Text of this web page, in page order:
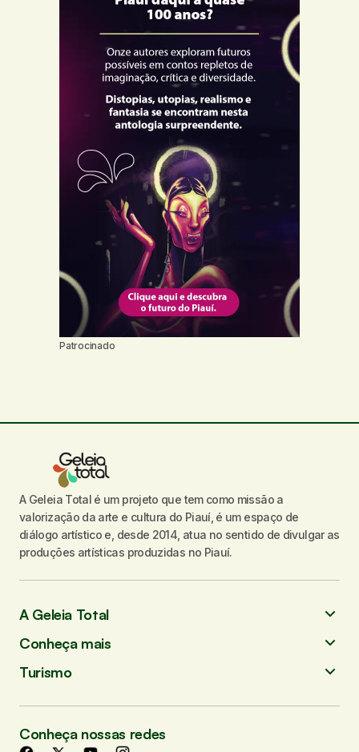
Patrocinado
A Geleia Total é um projeto que tem como missão a
valorização da arte e cultura do Piauí, é um espaço de
diálogo artístico e, desde 2014, atua no sentido de divulgar as
produções artísticas produzidas no Piauí.
A Geleia Total
Conheça mais
Turismo
Conheça nossas redes